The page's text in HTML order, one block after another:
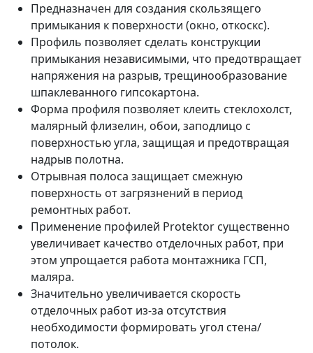
Предназначен для создания скользящего
примыкания к поверхности (окно, откоскс).
Профиль позволяет сделать конструкции
примыкания независимыми, что предотвращает
напряжения на разрыв, трещинообразование
шпаклеванного гипсокартона.
Форма профиля позволяет клеить стеклохолст,
малярный флизелин, обои, заподлицо с
поверхностью угла, защищая и предотвращая
надрыв полотна.
Отрывная полоса защищает смежную
поверхность от загрязнений в период
ремонтных работ.
Применение профилей Protektor существенно
увеличивает качество отделочных работ, при
этом упрощается работа монтажника ГСП,
маляра.
Значительно увеличивается скорость
отделочных работ из-за отсутствия
необходимости формировать угол стена/
потолок.